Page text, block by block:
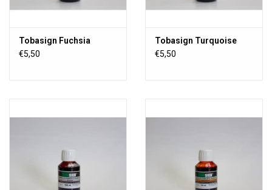
Tobasign Fuchsia
€5,50
Tobasign Turquoise
€5,50